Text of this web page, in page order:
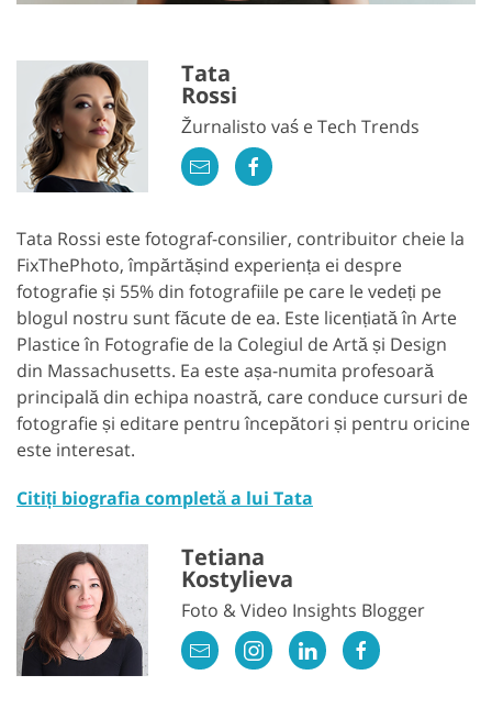
Tata
Rossi
Žurnalisto vaś e Tech Trends
Tata Rossi este fotograf-consilier, contribuitor cheie la
FixThePhoto, împărtășind experiența ei despre
fotografie și 55% din fotografiile pe care le vedeți pe
blogul nostru sunt făcute de ea. Este licențiată în Arte
Plastice în Fotografie de la Colegiul de Artă și Design
din Massachusetts. Ea este așa-numita profesoară
principală din echipa noastră, care conduce cursuri de
fotografie și editare pentru începători și pentru oricine
este interesat.
Citiți biografia completă a lui Tata
Tetiana
Kostylieva
Foto & Video Insights Blogger